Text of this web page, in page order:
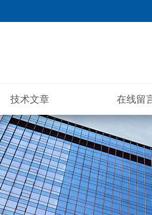
技术文章 在线留